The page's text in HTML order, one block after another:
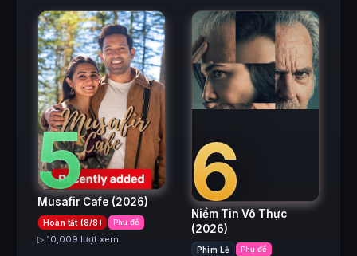
5
Musafir Cafe (2026)
Hoàn tất (8/8) Phụ đề
▷ 10,009 lượt xem
6
Niềm Tin Vô Thực
(2026)
Phim Lẻ Phụ đề